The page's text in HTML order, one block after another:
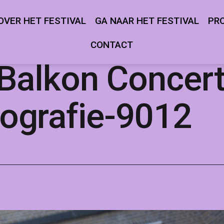
HET FESTIVAL
Open
GA NAAR HET FESTIVAL
Open
CONTACT
9012